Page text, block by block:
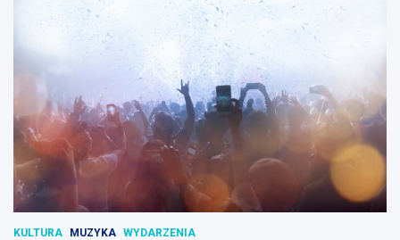
KULTURA MUZYKA WYDARZENIA